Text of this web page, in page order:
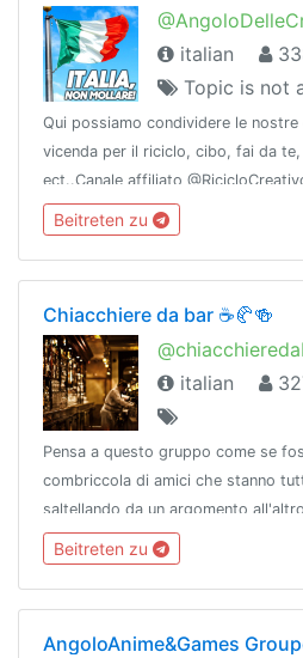
italian
Topic is not
Qui possiamo condividere le
vicenda per il riciclo, cibo, fai da
ect..Canale affiliato
fa parte di @vetrina!Vienici a
@LaMusaNetwork 📚
Beitreten zu
Chiacchiere da bar ☕️🥐🍻
italian
Pensa a questo gruppo come se
combriccola di amici che stanno
saltellando da un argomento
@customromsitaGruppo
Beitreten zu
AngoloAnime&Games